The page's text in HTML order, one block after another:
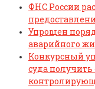
ФНС России
Упрощен
аварийного
Конкурсный
суда